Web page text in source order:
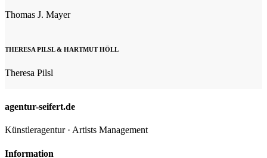
Thomas J. Mayer
THERESA PILSL & HARTMUT HÖLL
Theresa Pilsl
agentur-seifert.de
Künstleragentur · Artists Management
Information